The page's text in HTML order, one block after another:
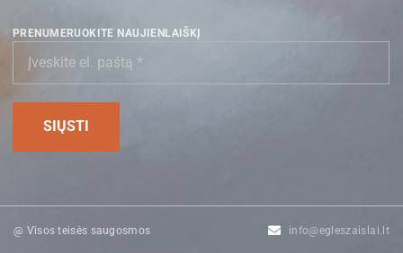
PRENUMERUOKITE NAUJIENLAIŠKĮ
@ Visos teisės saugosmos info@egleszaislai.lt